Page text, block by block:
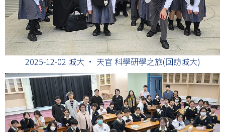
2025-12-02 城大 · 天官 科學研學之旅(回訪城大)